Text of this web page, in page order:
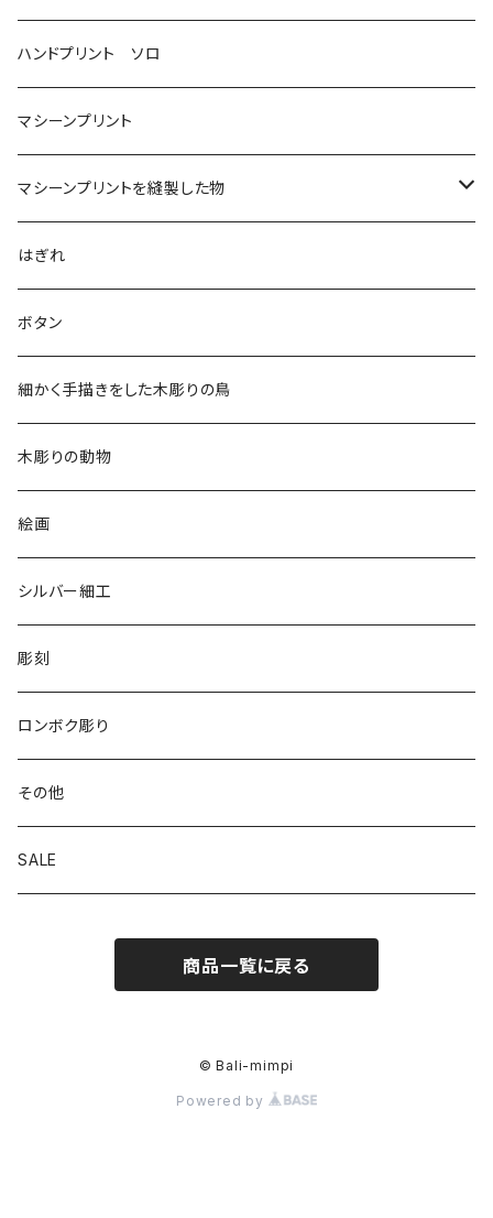
ハンドプリント ソロ
マシーンプリント
マシーンプリントを縫製した物
アロハシャツ
2018
2019
ドレスシャツ
チュニック
リバーシブル 帽子
リバーシブル エコバッグ
はぎれ
ボタン
細かく手描きをした木彫りの鳥
木彫りの動物
絵画
シルバー細工
彫刻
ロンボク彫り
その他
SALE
商品一覧に戻る
© Bali-mimpi
Powered by